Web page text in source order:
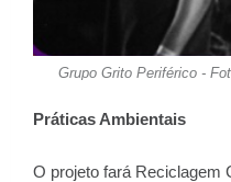
Grupo Grito Periférico -
Práticas Ambientais
O projeto fará Reciclagem